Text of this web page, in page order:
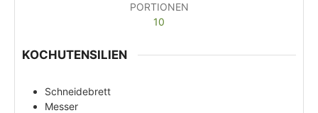
PORTIONEN
10
KOCHUTENSILIEN
Schneidebrett
Messer